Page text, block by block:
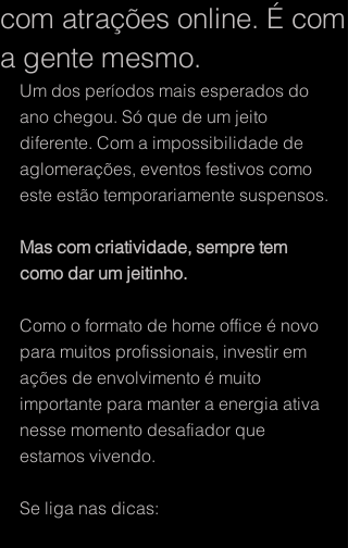
com atrações online. É com
a gente mesmo.
Um dos períodos mais esperados do
ano chegou. Só que de um jeito
diferente. Com a impossibilidade de
aglomerações, eventos festivos como
este estão temporariamente suspensos.
Mas com criatividade, sempre tem
como dar um jeitinho.
Como o formato de home office é novo
para muitos profissionais, investir em
ações de envolvimento é muito
importante para manter a energia ativa
nesse momento desafiador que
estamos vivendo.
Se liga nas dicas: